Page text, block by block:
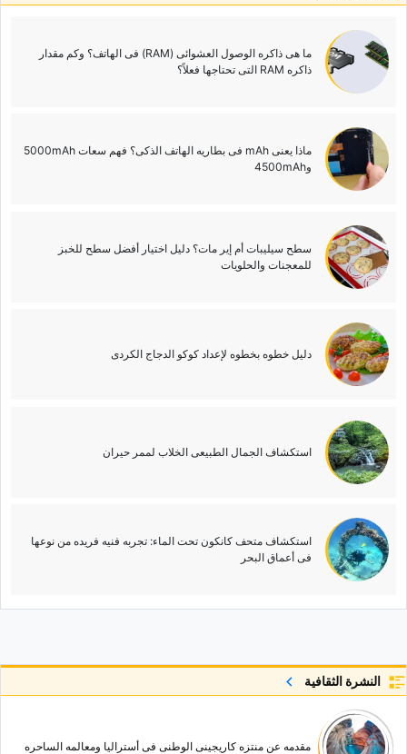
ما هی ذاکره الوصول العشوائی (RAM) فی الهاتف؟ وکم مقدار
ذاکره RAM التی تحتاجها فعلاً؟
ماذا یعنی mAh فی بطاریه الهاتف الذکی؟ فهم سعات 5000mAh
و4500mAh
سطح سیلیبات أم إیر مات؟ دلیل اختیار أفضل سطح للخبز
للمعجنات والحلویات
دلیل خطوه بخطوه لإعداد کوکو الدجاج الکردی
استکشاف الجمال الطبیعی الخلاب لممر حیران
استکشاف متحف کانکون تحت الماء: تجربه فنیه فریده من نوعها
فی أعماق البحر
النشرة الثقافية
مقدمه عن منتزه کاریجینی الوطنی فی أسترالیا ومعالمه الساحره